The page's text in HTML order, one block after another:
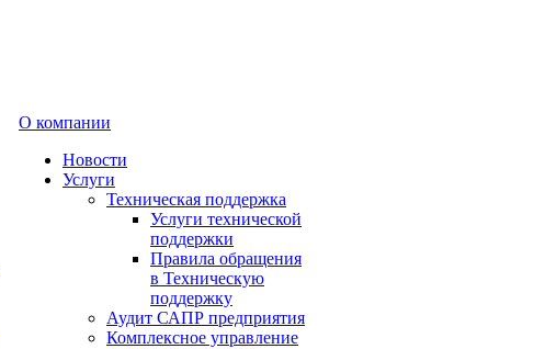
О компании
Новости
Услуги
Техническая поддержка
Услуги технической
поддержки
Правила обращения
в Техническую
поддержку
Аудит САПР предприятия
Комплексное управление